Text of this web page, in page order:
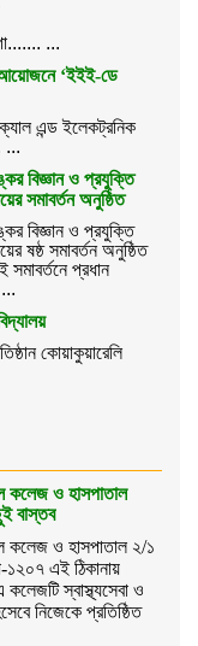
...
আয়োজনে ‘ইইই-ডে
এন্ড ইলেকট্রনিক
...
বিজ্ঞান ও প্রযুক্তি
সমাবর্তন অনুষ্ঠিত
বিজ্ঞান ও প্রযুক্তি
ষষ্ঠ সমাবর্তন অনুষ্ঠিত
প্রধান
কোয়াকুয়ারেলি
কলেজ ও হাসপাতাল
বাস্তব
কলেজ ও হাসপাতাল ২/১
১২০৭ এই ঠিকানায়
স্বাস্থ্যসেবা ও
নিজেকে প্রতিষ্ঠিত